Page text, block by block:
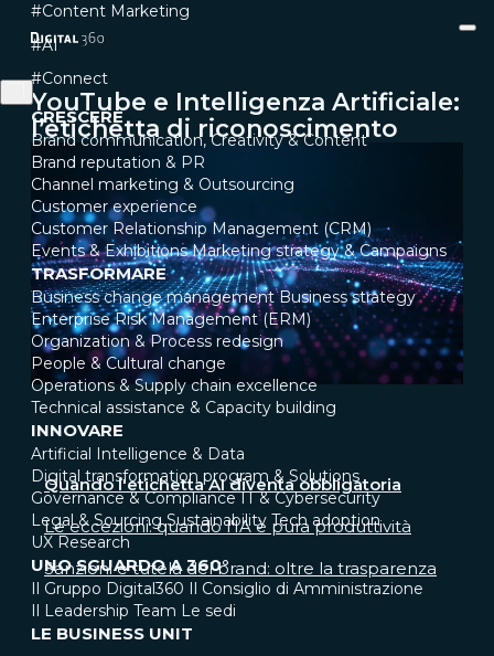
CRESCERE
Brand communication, Creativity & Content
Brand reputation & PR
Channel marketing & Outsourcing
Customer experience
Customer Relationship Management (CRM)
Events & Exhibitions Marketing strategy & Campaigns
TRASFORMARE
Business change management Business strategy
Enterprise Risk Management (ERM)
Organization & Process redesign
People & Cultural change
Operations & Supply chain excellence
Technical assistance & Capacity building
INNOVARE
Artificial Intelligence & Data
Digital transformation program & Solutions
Governance & Compliance IT & Cybersecurity
Legal & Sourcing Sustainability Tech adoption
UX Research
UNO SGUARDO A 360°
Il Gruppo Digital360 Il Consiglio di Amministrazione
Il Leadership Team Le sedi
LE BUSINESS UNIT
#Content Marketing
#AI
#Connect
YouTube e Intelligenza Artificiale:
l’etichetta di riconoscimento
Quando l'etichetta AI diventa obbligatoria
Le eccezioni: quando l'IA è pura produttività
Sanzioni e tutela del brand: oltre la trasparenza